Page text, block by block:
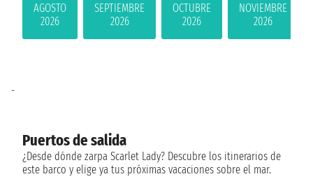
AGOSTO
2026
SEPTIEMBRE
2026
OCTUBRE
2026
NOVIEMBRE
2026
Puertos de salida
¿Desde dónde zarpa Scarlet Lady? Descubre los itinerarios de
este barco y elige ya tus próximas vacaciones sobre el mar.
-